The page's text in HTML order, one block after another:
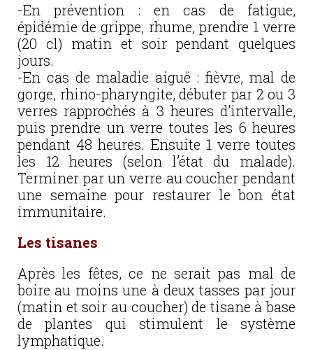
-En prévention : en cas de fatigue,
épidémie de grippe, rhume, prendre 1 verre
(20 cl) matin et soir pendant quelques
jours.
-En cas de maladie aiguë : fièvre, mal de
gorge, rhino-pharyngite, débuter par 2 ou 3
verres rapprochés à 3 heures d’intervalle,
puis prendre un verre toutes les 6 heures
pendant 48 heures. Ensuite 1 verre toutes
les 12 heures (selon l’état du malade).
Terminer par un verre au coucher pendant
une semaine pour restaurer le bon état
immunitaire.
Les tisanes
Après les fêtes, ce ne serait pas mal de
boire au moins une à deux tasses par jour
(matin et soir au coucher) de tisane à base
de plantes qui stimulent le système
lymphatique.